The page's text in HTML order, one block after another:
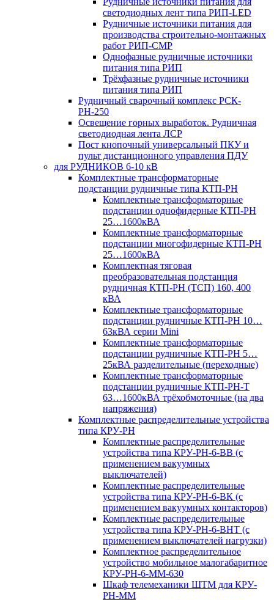
светодиодных лент типа РИП-LED
Рудничные источники питания для
производства строительно-монтажных
работ РИП-СМР
Однофазные рудничные источники
питания типа РИП
Трёхфазные рудничные источники
питания типа РИП
Рудничный сварочный комплекс РСК-
РН-250
Освещение горных выработок. Рудничная
светодиодная лента ЛСР
Пост кнопочный универсальный ПКУ и
пульт дистанционного управления ПДУ
для РУДНИКОВ 6-10 кВ
Комплектные трансформаторные
подстанции рудничные типа КТП-РН
Комплектные трансформаторные
подстанции однофидерные КТП-РН
25…1600кВА
Комплектные трансформаторные
подстанции многофидерные КТП-РН
25…1600кВА
Комплектная тяговая
преобразовательная подстанция
рудничная КТП-РН (ТСП) 160, 400
кВА
Комплектные трансформаторные
подстанции рудничные КТП-РН 10…
63кВА серии Mini
Комплектные трансформаторные
подстанции рудничные КТП-РН 5…
25кВА разделительные (переходные)
Комплектные трансформаторные
подстанции рудничные КТП-РН-Т
63…1600кВА трёхобмоточные (на два
напряжения)
Комплектные распределительные устройства
типа КРУ-РН
Комплектные распределительные
устройства типа КРУ-РН-6-ВВ (с
применением вакуумных
выключателей)
Комплектные распределительные
устройства типа КРУ-РН-6-ВК (с
применением вакуумных контакторов)
Комплектные распределительные
устройства типа КРУ-РН-6-ВНТ (с
применением выключателей нагрузки)
Комплектное распределительное
устройство мобильное малогабаритное
КРУ-РН-6-ММ-630
Шкаф телемеханики ШТМ для КРУ-
РН-ММ